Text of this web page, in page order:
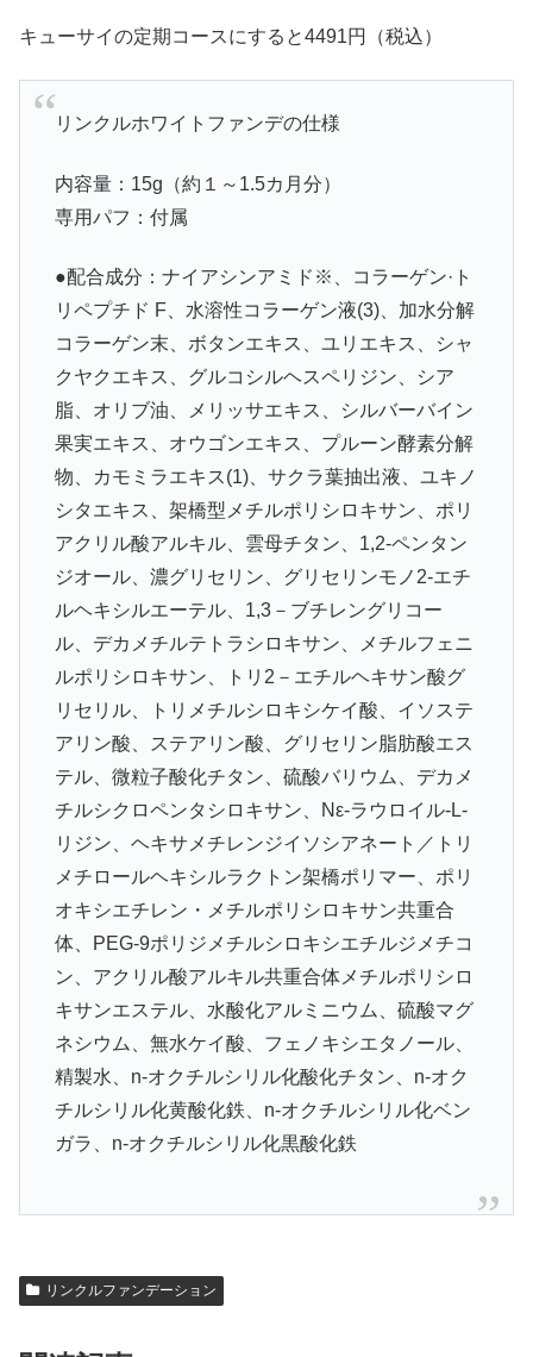
キューサイの定期コースにすると4491円（税込）
リンクルホワイトファンデの仕様
内容量：15g（約１～1.5カ月分）
専用パフ：付属
●配合成分：ナイアシンアミド※、コラーゲン·ト
リペプチド F、水溶性コラーゲン液(3)、加水分解
コラーゲン末、ボタンエキス、ユリエキス、シャ
クヤクエキス、グルコシルヘスペリジン、シア
脂、オリブ油、メリッサエキス、シルバーバイン
果実エキス、オウゴンエキス、プルーン酵素分解
物、カモミラエキス(1)、サクラ葉抽出液、ユキノ
シタエキス、架橋型メチルポリシロキサン、ポリ
アクリル酸アルキル、雲母チタン、1,2-ペンタン
ジオール、濃グリセリン、グリセリンモノ2-エチ
ルヘキシルエーテル、1,3－ブチレングリコー
ル、デカメチルテトラシロキサン、メチルフェニ
ルポリシロキサン、トリ2－エチルヘキサン酸グ
リセリル、トリメチルシロキシケイ酸、イソステ
アリン酸、ステアリン酸、グリセリン脂肪酸エス
テル、微粒子酸化チタン、硫酸バリウム、デカメ
チルシクロペンタシロキサン、Nε-ラウロイル-L-
リジン、ヘキサメチレンジイソシアネート／トリ
メチロールヘキシルラクトン架橋ポリマー、ポリ
オキシエチレン・メチルポリシロキサン共重合
体、PEG-9ポリジメチルシロキシエチルジメチコ
ン、アクリル酸アルキル共重合体メチルポリシロ
キサンエステル、水酸化アルミニウム、硫酸マグ
ネシウム、無水ケイ酸、フェノキシエタノール、
精製水、n-オクチルシリル化酸化チタン、n-オク
チルシリル化黄酸化鉄、n-オクチルシリル化ベン
ガラ、n-オクチルシリル化黒酸化鉄
リンクルファンデーション